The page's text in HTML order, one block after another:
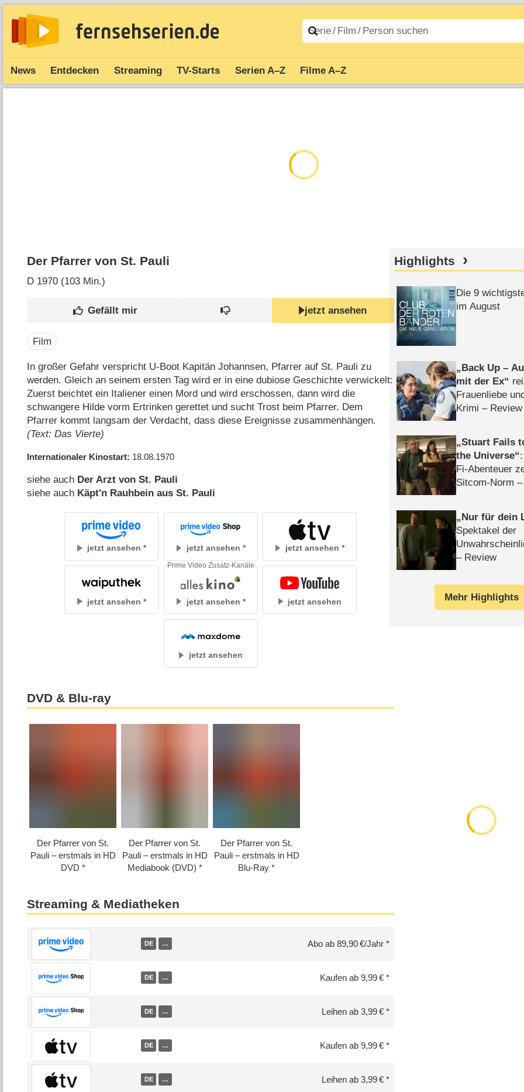
News Entdecken Streaming TV-Starts Serien A–Z Filme A–Z
Der Pfarrer von St. Pauli
D 1970 (103 Min.)
jetzt ansehen
Film
In großer Gefahr verspricht U-Boot Kapitän Johannsen, Pfarrer auf St. Pauli zu
werden. Gleich an seinem ersten Tag wird er in eine dubiose Geschichte verwickelt:
Zuerst beichtet ein Italiener einen Mord und wird erschossen, dann wird die
schwangere Hilde vorm Ertrinken gerettet und sucht Trost beim Pfarrer. Dem
Pfarrer kommt langsam der Verdacht, dass diese Ereignisse zusammenhängen.
(Text: Das Vierte)
Internationaler Kinostart 18.08.1970
siehe auch Der Arzt von St. Pauli
siehe auch Käpt'n Rauhbein aus St. Pauli
jetzt ansehen jetzt ansehen jetzt ansehen
jetzt ansehen jetzt ansehen
Prime Video Zusatz-Kanäle
jetzt ansehen
jetzt ansehen
DVD & Blu-ray
Der Pfarrer von St.
Pauli – erstmals in HD
DVD
Der Pfarrer von St.
Pauli – erstmals in HD
Mediabook (DVD)
Der Pfarrer von St.
Pauli – erstmals in HD
Blu-Ray
Streaming & Mediatheken
DE … Abo ab 89,90 €/Jahr
DE … Kaufen ab 9,99 €
DE … Leihen ab 3,99 €
DE … Kaufen ab 9,99 €
DE … Leihen ab 3,99 €
Highlights
Die 9
im August
Back Up –
mit der Ex
Frauenliebe
Krimi – Review
Stuart Fails
the Universe
Fi-Abenteuer
Sitcom-Norm
Nur für dein
Spektakel der
– Review
Mehr Highlights